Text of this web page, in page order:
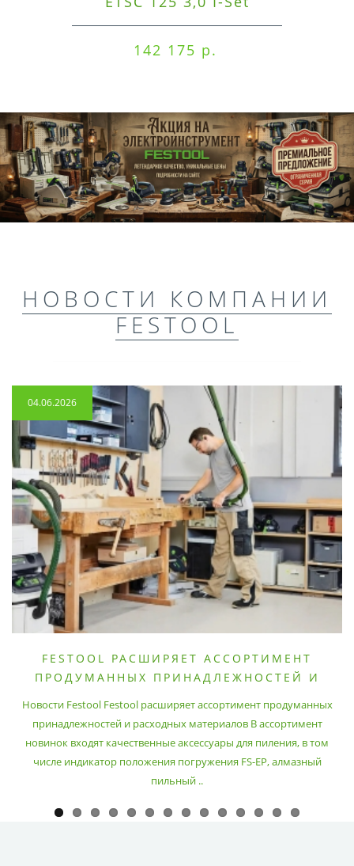
142 175 р.
НОВОСТИ КОМПАНИИ
FESTOOL
04.06.2026
FESTOOL РАСШИРЯЕТ АССОРТИМЕНТ
ПРОДУМАННЫХ ПРИНАДЛЕЖНОСТЕЙ И
Новости Festool Festool расширяет ассортимент продуманных
принадлежностей и расходных материалов В ассортимент
новинок входят качественные аксессуары для пиления, в том
числе индикатор положения погружения FS-EP, алмазный
пильный ..